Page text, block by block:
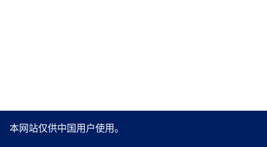
本网站仅供中国用户使用。